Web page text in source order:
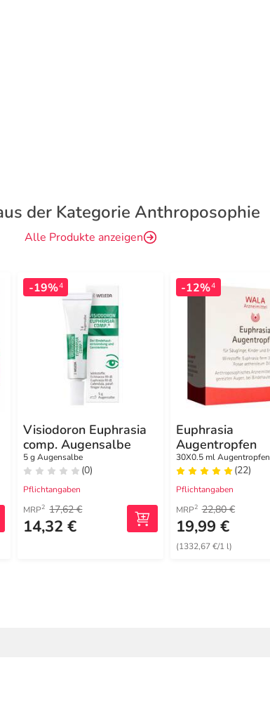
der Kategorie Anthroposophie
Alle Produkte anzeigen
-19%4
Visiodoron Euphrasia
comp. Augensalbe
5 g Augensalbe
(0)
Pflichtangaben
MRP2 17,62 €
14,32 €
-12%4
Euphrasia
Augentropfen
30X0.5 ml Augentropfen
(22)
Pflichtangaben
MRP2 22,80 €
19,99 €
(1332,67 €/1 l)